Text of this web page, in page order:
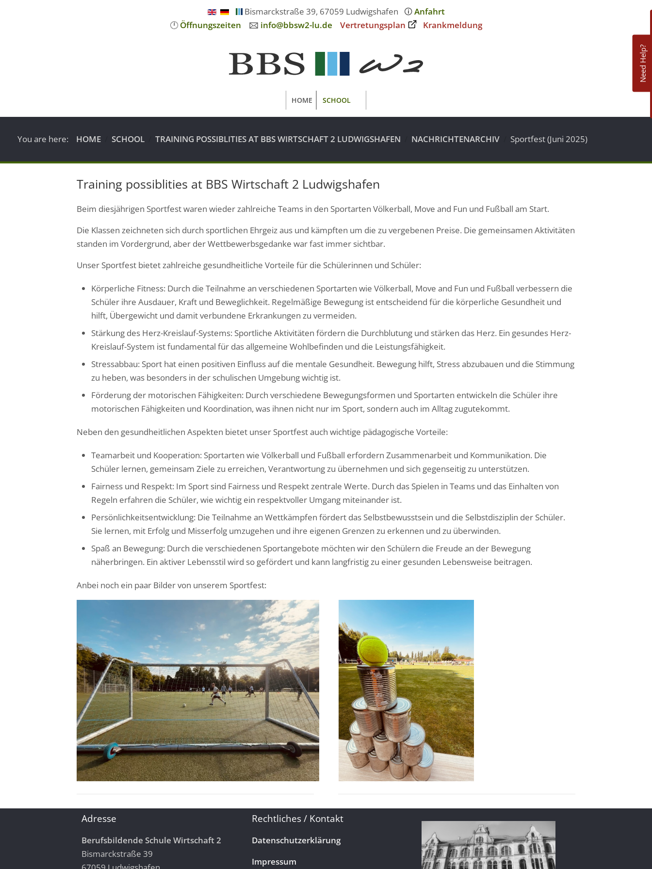
Bismarckstraße 39, 67059 Ludwigshafen 🛈Anfahrt
🕛Öffnungszeiten 🖂 info@bbsw2-lu.de Vertretungsplan Krankmeldung
Need Help?
HOME SCHOOL
You are here: HOME SCHOOL TRAINING POSSIBLITIES AT BBS WIRTSCHAFT 2 LUDWIGSHAFEN NACHRICHTENARCHIV Sportfest (Juni 2025)
Training possiblities at BBS Wirtschaft 2 Ludwigshafen
Beim diesjährigen Sportfest waren wieder zahlreiche Teams in den Sportarten Völkerball, Move and Fun und Fußball am Start.
Die Klassen zeichneten sich durch sportlichen Ehrgeiz aus und kämpften um die zu vergebenen Preise. Die gemeinsamen Aktivitäten
standen im Vordergrund, aber der Wettbewerbsgedanke war fast immer sichtbar.
Unser Sportfest bietet zahlreiche gesundheitliche Vorteile für die Schülerinnen und Schüler:
Körperliche Fitness: Durch die Teilnahme an verschiedenen Sportarten wie Völkerball, Move and Fun und Fußball verbessern die
Schüler ihre Ausdauer, Kraft und Beweglichkeit. Regelmäßige Bewegung ist entscheidend für die körperliche Gesundheit und
hilft, Übergewicht und damit verbundene Erkrankungen zu vermeiden.
Stärkung des Herz-Kreislauf-Systems: Sportliche Aktivitäten fördern die Durchblutung und stärken das Herz. Ein gesundes Herz-
Kreislauf-System ist fundamental für das allgemeine Wohlbefinden und die Leistungsfähigkeit.
Stressabbau: Sport hat einen positiven Einfluss auf die mentale Gesundheit. Bewegung hilft, Stress abzubauen und die Stimmung
zu heben, was besonders in der schulischen Umgebung wichtig ist.
Förderung der motorischen Fähigkeiten: Durch verschiedene Bewegungsformen und Sportarten entwickeln die Schüler ihre
motorischen Fähigkeiten und Koordination, was ihnen nicht nur im Sport, sondern auch im Alltag zugutekommt.
Neben den gesundheitlichen Aspekten bietet unser Sportfest auch wichtige pädagogische Vorteile:
Teamarbeit und Kooperation: Sportarten wie Völkerball und Fußball erfordern Zusammenarbeit und Kommunikation. Die
Schüler lernen, gemeinsam Ziele zu erreichen, Verantwortung zu übernehmen und sich gegenseitig zu unterstützen.
Fairness und Respekt: Im Sport sind Fairness und Respekt zentrale Werte. Durch das Spielen in Teams und das Einhalten von
Regeln erfahren die Schüler, wie wichtig ein respektvoller Umgang miteinander ist.
Persönlichkeitsentwicklung: Die Teilnahme an Wettkämpfen fördert das Selbstbewusstsein und die Selbstdisziplin der Schüler.
Sie lernen, mit Erfolg und Misserfolg umzugehen und ihre eigenen Grenzen zu erkennen und zu überwinden.
Spaß an Bewegung: Durch die verschiedenen Sportangebote möchten wir den Schülern die Freude an der Bewegung
näherbringen. Ein aktiver Lebensstil wird so gefördert und kann langfristig zu einer gesunden Lebensweise beitragen.
Anbei noch ein paar Bilder von unserem Sportfest:
Adresse
Berufsbildende Schule Wirtschaft 2
Bismarckstraße 39
Rechtliches / Kontakt
Datenschutzerklärung
Impressum